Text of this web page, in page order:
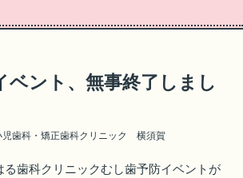
ベント、無事終了しまし
児歯科・矯正歯科クリニック 横須賀
る歯科クリニックむし歯予防イベントが